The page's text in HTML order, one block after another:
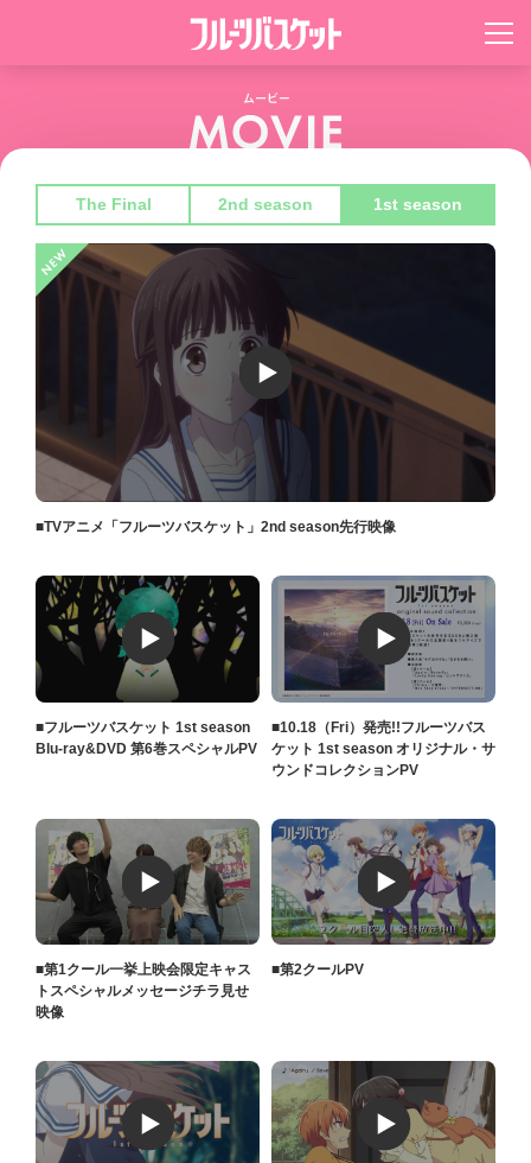
The Final 2nd season 1st season
■TVアニメ「フルーツバスケット」2nd season先行映像
■フルーツバスケット 1st season
Blu-ray&DVD 第6巻スペシャルPV
■10.18（Fri）発売!!フルーツバス
ケット 1st season オリジナル・サ
ウンドコレクションPV
■第1クール一挙上映会限定キャス
トスペシャルメッセージチラ見せ
映像
■第2クールPV